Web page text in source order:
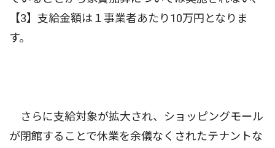
【3】支給金額は１事業者あたり10万円となりま
す。
さらに支給対象が拡大され、ショッピングモール
が閉館することで休業を余儀なくされたテナントな